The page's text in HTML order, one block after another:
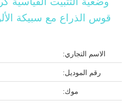
قوس الذراع مع سبيكة
الاسم التجاري:
رقم الموديل:
موك: